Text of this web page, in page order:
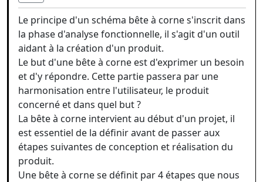
Le principe d'un schéma bête à corne s'inscrit dans
la phase d'analyse fonctionnelle, il s'agit d'un outil
aidant à la création d'un produit.
Le but d'une bête à corne est d'exprimer un besoin
et d'y répondre. Cette partie passera par une
harmonisation entre l'utilisateur, le produit
concerné et dans quel but ?
La bête à corne intervient au début d'un projet, il
est essentiel de la définir avant de passer aux
étapes suivantes de conception et réalisation du
produit.
Une bête à corne se définit par 4 étapes que nous